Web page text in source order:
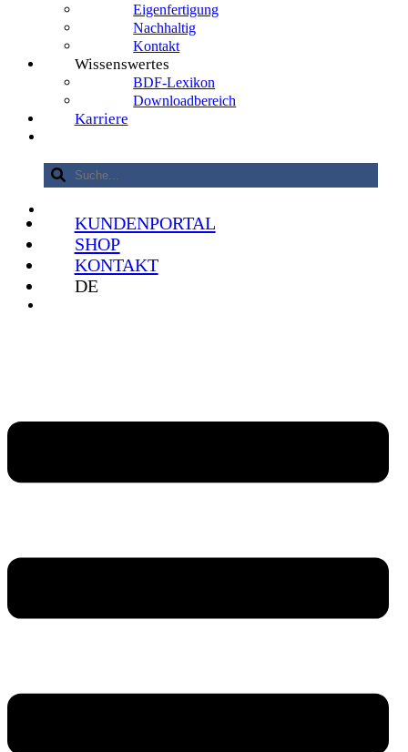
Eigenfertigung
Nachhaltig
Kontakt
Wissenswertes
BDF-Lexikon
Downloadbereich
Karriere
KUNDENPORTAL
SHOP
KONTAKT
DE